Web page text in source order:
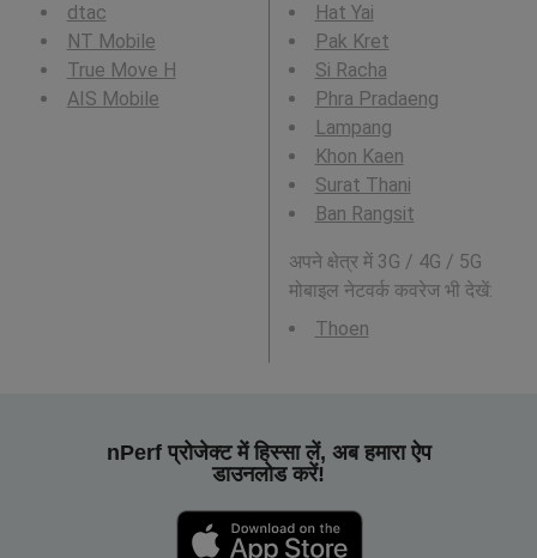
dtac
NT Mobile
True Move H
AIS Mobile
Hat Yai
Pak Kret
Si Racha
Phra Pradaeng
Lampang
Khon Kaen
Surat Thani
Ban Rangsit
अपने क्षेत्र में 3G / 4G / 5G
मोबाइल नेटवर्क कवरेज भी देखें:
Thoen
nPerf प्रोजेक्ट में हिस्सा लें, अब हमारा ऐप
डाउनलोड करें!